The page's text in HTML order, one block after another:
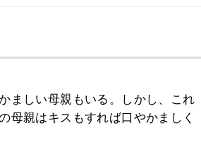
ましい母親もいる。しかし、これ
母親はキスもすれば口やかましく